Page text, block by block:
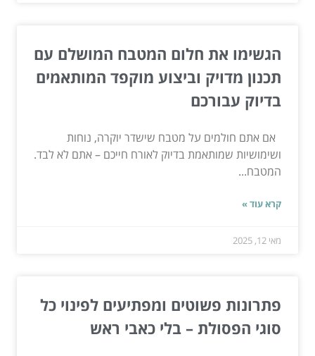
הגשימו את חלום המטבח המושלם עם
תכנון מדויק וביצוע מוקפד המותאמים
בדיוק עבורכם
אם אתם חולמים על מטבח שישדר יוקרה, נוחות
ושימושיות שמותאמת בדיוק לאורח חייכם – אתם לא לבד.
המטבח...
קרא עוד »
מאי 12, 2025
פתרונות פשוטים ומפתיעים לפינוי כל
סוגי הפסולת – בלי כאבי ראש